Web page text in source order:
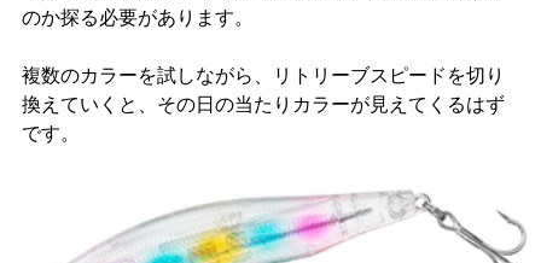
のか探る必要があります。
複数のカラーを試しながら、リトリーブスピードを切り
換えていくと、その日の当たりカラーが見えてくるはず
です。